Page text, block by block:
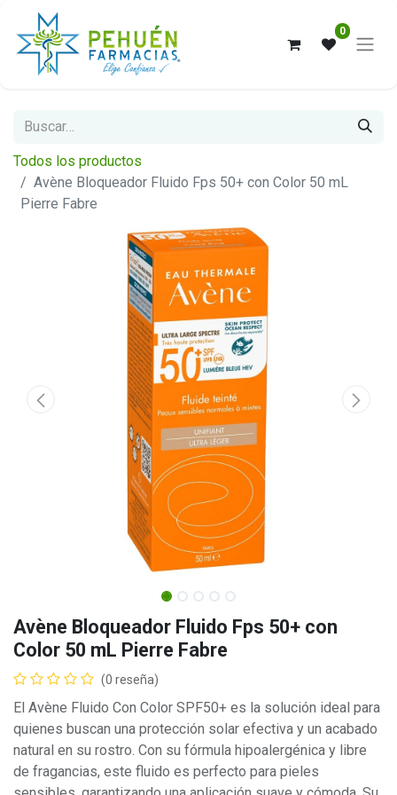
0
Todos los productos
Avène Bloqueador Fluido Fps 50+ con Color 50 mL
Pierre Fabre
Avène Bloqueador Fluido Fps 50+ con
Color 50 mL Pierre Fabre
(0 reseña)
El Avène Fluido Con Color SPF50+ es la solución ideal para
quienes buscan una protección solar efectiva y un acabado
natural en su rostro. Con su fórmula hipoalergénica y libre
de fragancias, este fluido es perfecto para pieles